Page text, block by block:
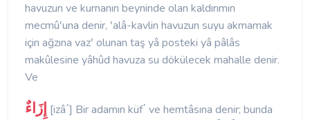
havuzun ve kurnanın beyninde olan kaldırımın
mecmûʹuna denir, ʹalâ-kavlin havuzun suyu akmamak
için ağzına vazʹ olunan taş yâ posteki yâ pâlâs
makûlesine yâhûd havuza su dökülecek mahalle denir.
Ve
إِزَاءٌ [izâ΄] Bir adamın küf΄ ve hemtâsına denir; bunda